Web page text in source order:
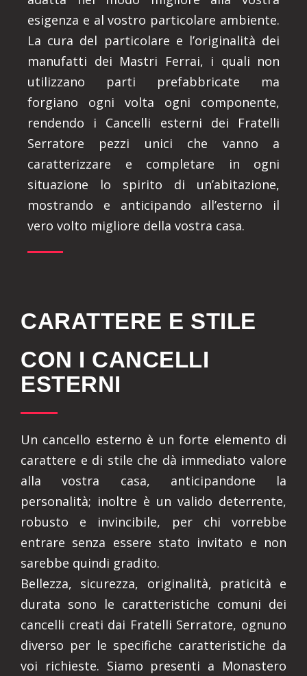
esigenza e al vostro particolare ambiente.
La cura del particolare e l’originalità dei
manufatti dei Mastri Ferrai, i quali non
utilizzano parti prefabbricate ma
forgiano ogni volta ogni componente,
rendendo i Cancelli esterni dei Fratelli
Serratore pezzi unici che vanno a
caratterizzare e completare in ogni
situazione lo spirito di un’abitazione,
mostrando e anticipando all’esterno il
vero volto migliore della vostra casa.
CARATTERE E STILE
CON I CANCELLI
ESTERNI
Un cancello esterno è un forte elemento di
carattere e di stile che dà immediato valore
alla vostra casa, anticipandone la
personalità; inoltre è un valido deterrente,
robusto e invincibile, per chi vorrebbe
entrare senza essere stato invitato e non
sarebbe quindi gradito.
Bellezza, sicurezza, originalità, praticità e
durata sono le caratteristiche comuni dei
cancelli creati dai Fratelli Serratore, ognuno
diverso per le specifiche caratteristiche da
voi richieste. Siamo presenti a Monastero